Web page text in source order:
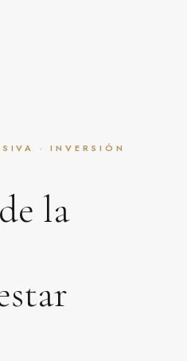
· INVERSIÓN
la